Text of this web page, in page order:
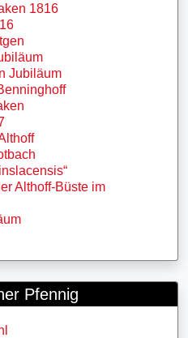
1816
Jubiläum
Althoff-Büste im
Pfennig